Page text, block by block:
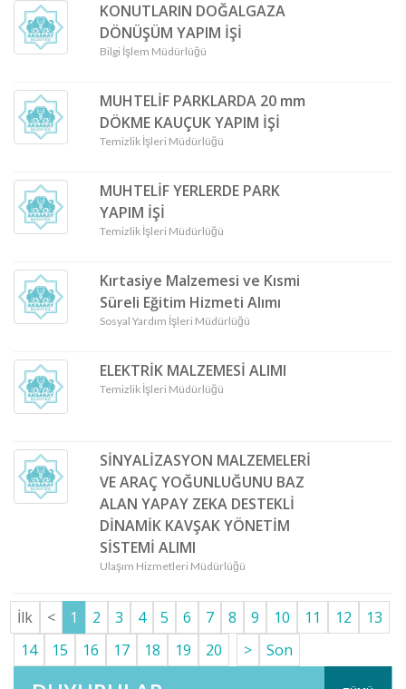
KONUTLARIN DOĞALGAZA
DÖNÜŞÜM YAPIM İŞİ
Bilgi İşlem Müdürlüğü
MUHTELİF PARKLARDA 20 mm
DÖKME KAUÇUK YAPIM İŞİ
Temizlik İşleri Müdürlüğü
MUHTELİF YERLERDE PARK
YAPIM İŞİ
Temizlik İşleri Müdürlüğü
Kırtasiye Malzemesi ve Kısmi
Süreli Eğitim Hizmeti Alımı
Sosyal Yardım İşleri Müdürlüğü
ELEKTRİK MALZEMESİ ALIMI
Temizlik İşleri Müdürlüğü
SİNYALİZASYON MALZEMELERİ
VE ARAÇ YOĞUNLUĞUNU BAZ
ALAN YAPAY ZEKA DESTEKLİ
DİNAMİK KAVŞAK YÖNETİM
SİSTEMİ ALIMI
Ulaşım Hizmetleri Müdürlüğü
İlk < 1 2 3 4 5 6 7 8 9 10 11 12
13
14
15 16 17 18 19 20 > Son